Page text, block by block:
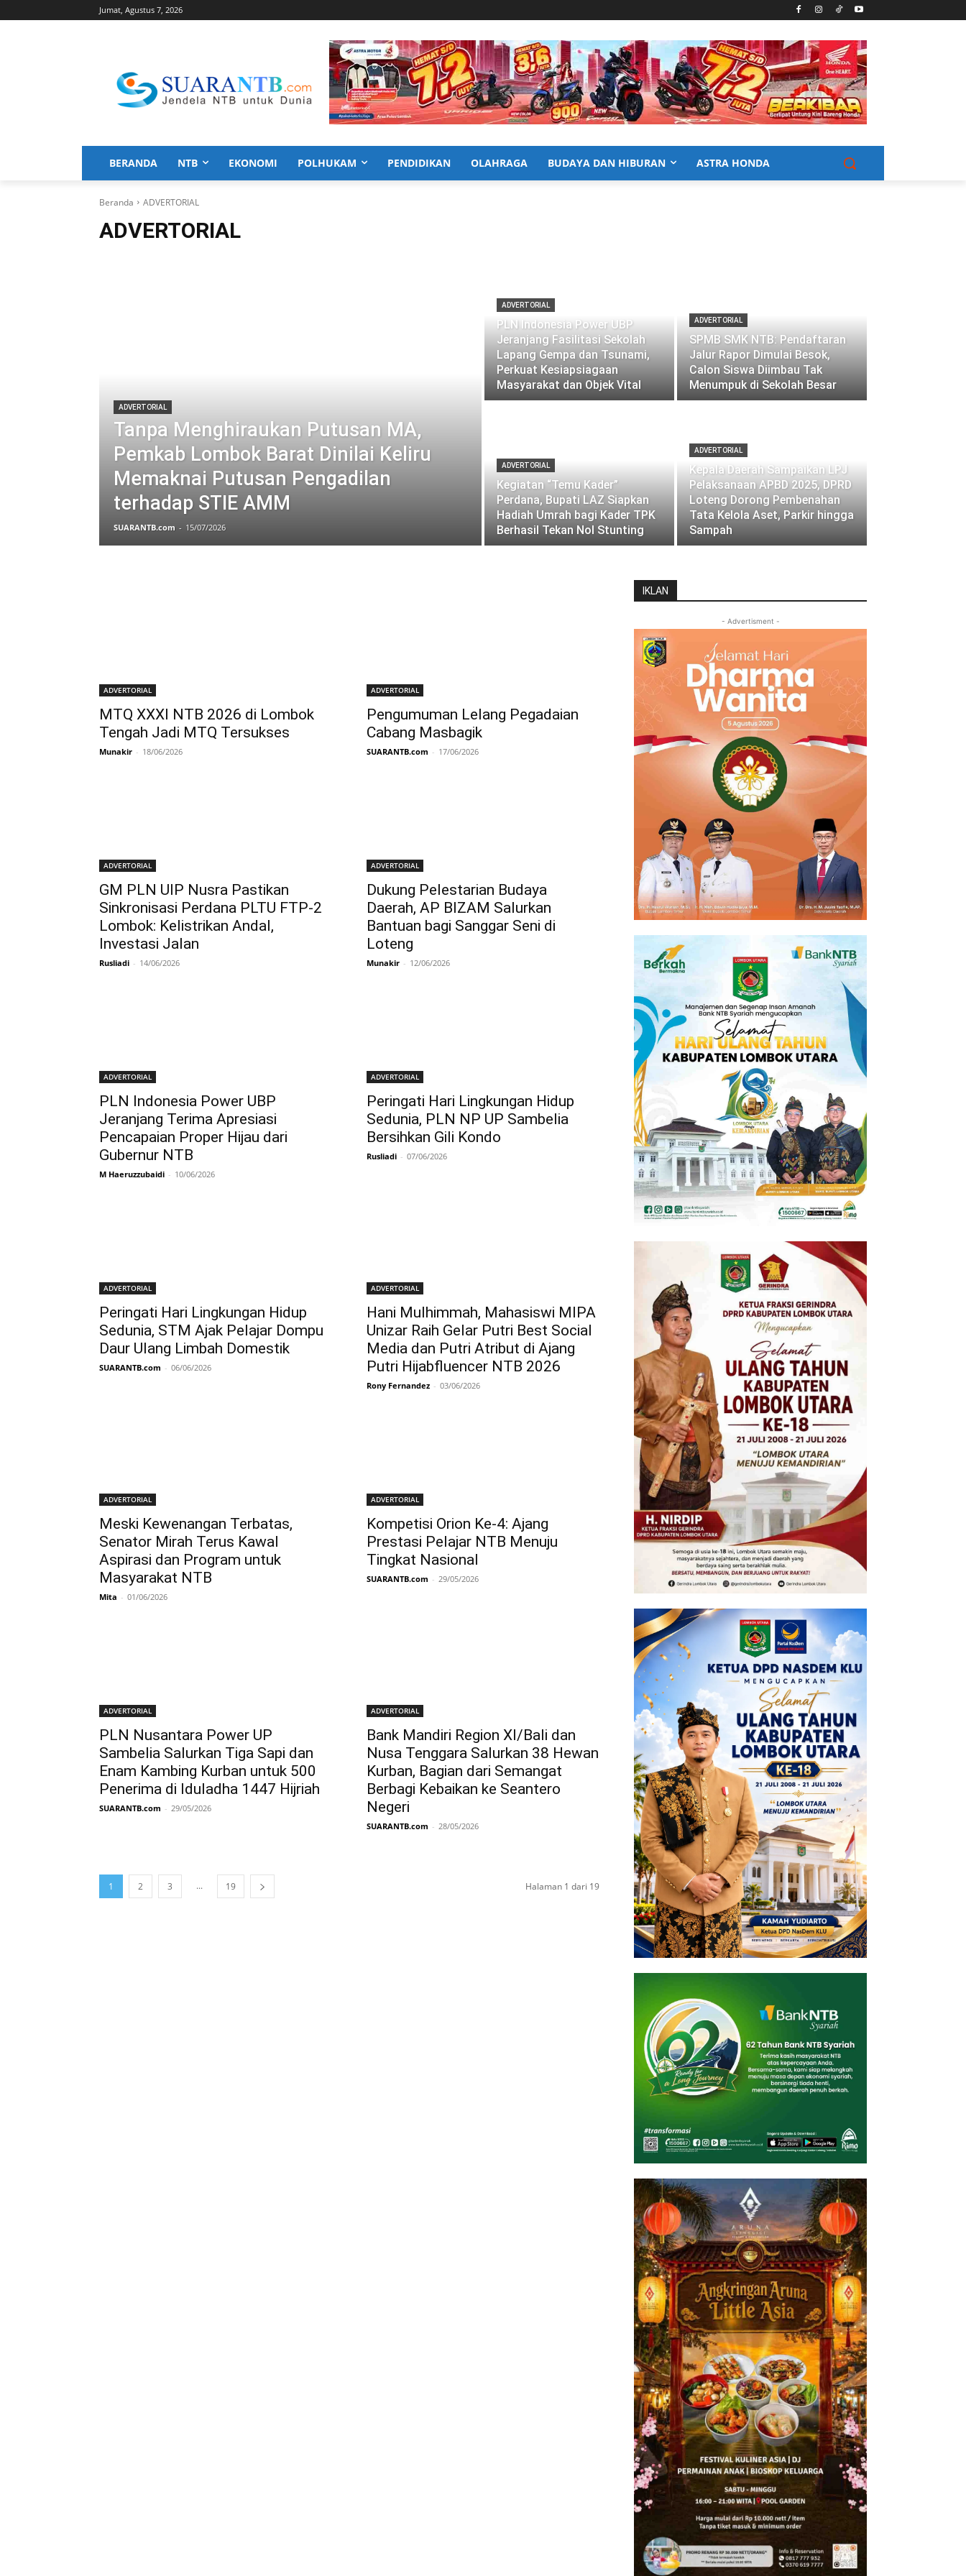
Jumat, Agustus 7, 2026
BERANDA NTB EKONOMI POLHUKAM PENDIDIKAN OLAHRAGA BUDAYA DAN HIBURAN ASTRA HONDA
Beranda ADVERTORIAL
ADVERTORIAL
ADVERTORIAL
Tanpa Menghiraukan Putusan MA,
Pemkab Lombok Barat Dinilai Keliru
Memaknai Putusan Pengadilan
terhadap STIE AMM
SUARANTB.com - 15/07/2026
ADVERTORIAL
PLN Indonesia Power UBP
Jeranjang Fasilitasi Sekolah
Lapang Gempa dan Tsunami,
Perkuat Kesiapsiagaan
Masyarakat dan Objek Vital
ADVERTORIAL
SPMB SMK NTB: Pendaftaran
Jalur Rapor Dimulai Besok,
Calon Siswa Diimbau Tak
Menumpuk di Sekolah Besar
ADVERTORIAL
Kegiatan “Temu Kader”
Perdana, Bupati LAZ Siapkan
Hadiah Umrah bagi Kader TPK
Berhasil Tekan Nol Stunting
ADVERTORIAL
Kepala Daerah Sampaikan LPJ
Pelaksanaan APBD 2025, DPRD
Loteng Dorong Pembenahan
Tata Kelola Aset, Parkir hingga
Sampah
ADVERTORIAL
MTQ XXXI NTB 2026 di Lombok
Tengah Jadi MTQ Tersukses
Munakir - 18/06/2026
ADVERTORIAL
Pengumuman Lelang Pegadaian
Cabang Masbagik
SUARANTB.com - 17/06/2026
ADVERTORIAL
GM PLN UIP Nusra Pastikan
Sinkronisasi Perdana PLTU FTP-2
Lombok: Kelistrikan Andal,
Investasi Jalan
Rusliadi - 14/06/2026
ADVERTORIAL
Dukung Pelestarian Budaya
Daerah, AP BIZAM Salurkan
Bantuan bagi Sanggar Seni di
Loteng
Munakir - 12/06/2026
ADVERTORIAL
PLN Indonesia Power UBP
Jeranjang Terima Apresiasi
Pencapaian Proper Hijau dari
Gubernur NTB
M Haeruzzubaidi - 10/06/2026
ADVERTORIAL
Peringati Hari Lingkungan Hidup
Sedunia, PLN NP UP Sambelia
Bersihkan Gili Kondo
Rusliadi - 07/06/2026
ADVERTORIAL
Peringati Hari Lingkungan Hidup
Sedunia, STM Ajak Pelajar Dompu
Daur Ulang Limbah Domestik
SUARANTB.com - 06/06/2026
ADVERTORIAL
Hani Mulhimmah, Mahasiswi MIPA
Unizar Raih Gelar Putri Best Social
Media dan Putri Atribut di Ajang
Putri Hijabfluencer NTB 2026
Rony Fernandez - 03/06/2026
ADVERTORIAL
Meski Kewenangan Terbatas,
Senator Mirah Terus Kawal
Aspirasi dan Program untuk
Masyarakat NTB
Mita - 01/06/2026
ADVERTORIAL
Kompetisi Orion Ke-4: Ajang
Prestasi Pelajar NTB Menuju
Tingkat Nasional
SUARANTB.com - 29/05/2026
ADVERTORIAL
PLN Nusantara Power UP
Sambelia Salurkan Tiga Sapi dan
Enam Kambing Kurban untuk 500
Penerima di Iduladha 1447 Hijriah
SUARANTB.com - 29/05/2026
ADVERTORIAL
Bank Mandiri Region XI/Bali dan
Nusa Tenggara Salurkan 38 Hewan
Kurban, Bagian dari Semangat
Berbagi Kebaikan ke Seantero
Negeri
SUARANTB.com - 28/05/2026
1 2 3 ... 19 Halaman 1 dari 19
IKLAN
- Advertisment -